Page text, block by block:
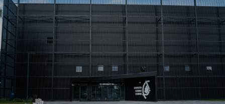
Забронируйте сейчас
English
Español